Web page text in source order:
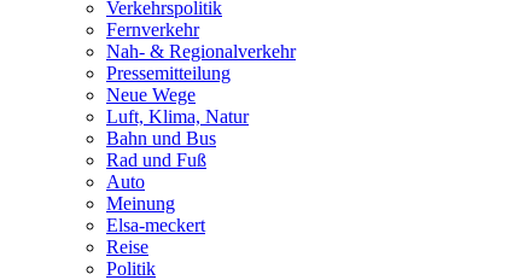
Verkehrspolitik
Fernverkehr
Nah- & Regionalverkehr
Pressemitteilung
Neue Wege
Luft, Klima, Natur
Bahn und Bus
Rad und Fuß
Auto
Meinung
Elsa-meckert
Reise
Politik